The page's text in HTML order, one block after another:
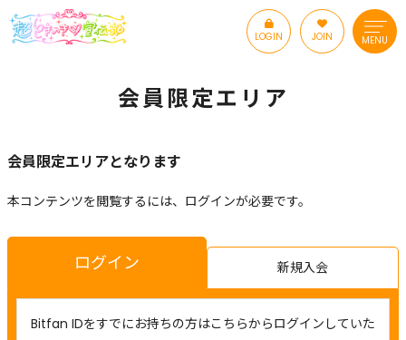
LOGIN JOIN MENU
会員限定エリア
会員限定エリアとなります
本コンテンツを閲覧するには、ログインが必要です。
ログイン 新規入会
Bitfan IDをすでにお持ちの方はこちらからログインしていた